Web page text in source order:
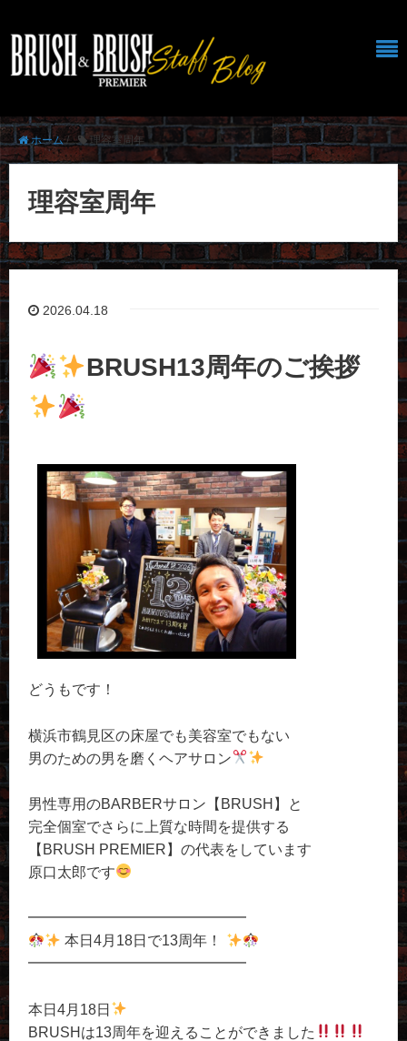
ホーム/ 理容室周年
理容室周年
2026.04.18
BRUSH13周年のご挨拶
どうもです！
横浜市鶴見区の床屋でも美容室でもない
男のための男を磨くヘアサロン
男性専用のBARBERサロン【BRUSH】と
完全個室でさらに上質な時間を提供する
【BRUSH PREMIER】の代表をしています
原口太郎です
━━━━━━━━━━━━━━━
本日4月18日で13周年！
━━━━━━━━━━━━━━━
本日4月18日
BRUSHは13周年を迎えることができました